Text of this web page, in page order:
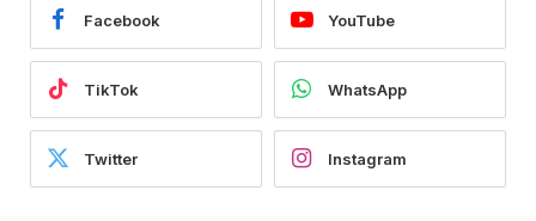
Facebook YouTube
TikTok WhatsApp
Twitter Instagram